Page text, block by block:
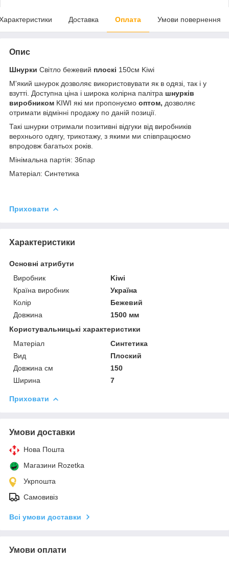
Доставка Оплата Умови повернення
Опис
Шнурки Світло бежевий плоскі 150см Kiwi
М'який шнурок дозволяє використовувати як в одязі, так і у
взутті. Доступна ціна і широка колірна палітра шнурків
виробником KIWI які ми пропонуємо оптом, дозволяє
отримати відмінні продажу по даній позиції.
Такі шнурки отримали позитивні відгуки від виробників
верхнього одягу, трикотажу, з якими ми співпрацюємо
впродовж багатьох років.
Мінімальна партія: 36пар
Матеріал: Синтетика
Приховати
Характеристики
Основні атрибути
Виробник
Kiwi
Країна виробник
Україна
Колір
Бежевий
Довжина
1500 мм
Користувальницькі характеристики
Матеріал
Синтетика
Вид
Плоский
Довжина см
150
Ширина
7
Приховати
Умови доставки
Нова Пошта
Магазини Rozetka
Укрпошта
Самовивіз
Всі умови доставки
Умови оплати